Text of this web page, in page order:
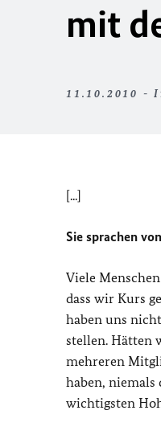
mit
11.10.2010 -
[...]
Sie sprachen
Viele
dass wir Kurs
haben uns
stellen. Hätten
mehreren
haben, niemals
wichtigsten